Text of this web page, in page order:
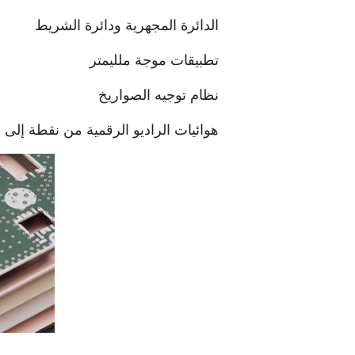
الدائرة المجهرية ودائرة الشريط
تطبيقات موجة ملليمتر
نظام توجيه الصواريخ
هوائيات الراديو الرقمية من نقطة